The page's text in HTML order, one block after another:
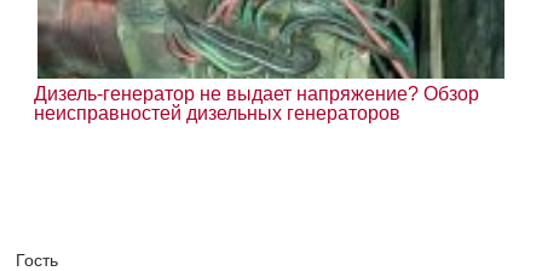
Дизель-генератор не выдает напряжение? Обзор
неисправностей дизельных генераторов
Гость